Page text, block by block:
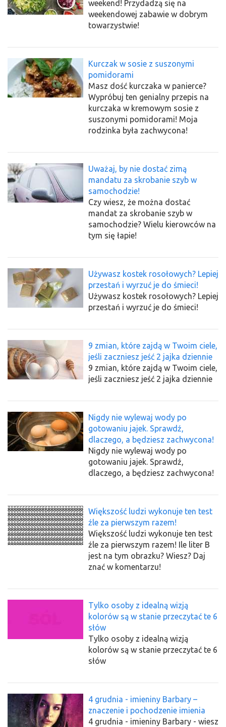
weekend! Przydadzą się na
weekendowej zabawie w dobrym
towarzystwie!
Kurczak w sosie z suszonymi
pomidorami
Masz dość kurczaka w panierce?
Wypróbuj ten genialny przepis na
kurczaka w kremowym sosie z
suszonymi pomidorami! Moja
rodzinka była zachwycona!
Uważaj, by nie dostać zimą
mandatu za skrobanie szyb w
samochodzie!
Czy wiesz, że można dostać
mandat za skrobanie szyb w
samochodzie? Wielu kierowców na
tym się łapie!
Używasz kostek rosołowych? Lepiej
przestań i wyrzuć je do śmieci!
Używasz kostek rosołowych? Lepiej
przestań i wyrzuć je do śmieci!
9 zmian, które zajdą w Twoim ciele,
jeśli zaczniesz jeść 2 jajka dziennie
9 zmian, które zajdą w Twoim ciele,
jeśli zaczniesz jeść 2 jajka dziennie
Nigdy nie wylewaj wody po
gotowaniu jajek. Sprawdź,
dlaczego, a będziesz zachwycona!
Nigdy nie wylewaj wody po
gotowaniu jajek. Sprawdź,
dlaczego, a będziesz zachwycona!
Większość ludzi wykonuje ten test
źle za pierwszym razem!
Większość ludzi wykonuje ten test
źle za pierwszym razem! Ile liter B
jest na tym obrazku? Wiesz? Daj
znać w komentarzu!
Tylko osoby z idealną wizją
kolorów są w stanie przeczytać te 6
słów
Tylko osoby z idealną wizją
kolorów są w stanie przeczytać te 6
słów
4 grudnia - imieniny Barbary –
znaczenie i pochodzenie imienia
4 grudnia - imieniny Barbary - wiesz